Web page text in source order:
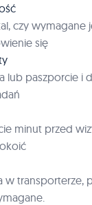
czy wymagane
się
lub paszporcie i
minut przed
w transporterze,